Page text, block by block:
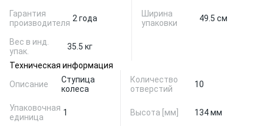
Гарантия
производителя 2 года
Вес в инд.
упак.
35.5 кг
Ширина
упаковки
49.5 см
Техническая информация
Описание
Ступица
колеса
Упаковочная
единица
1
Количество
отверстий
10
Высота [мм]
134 мм